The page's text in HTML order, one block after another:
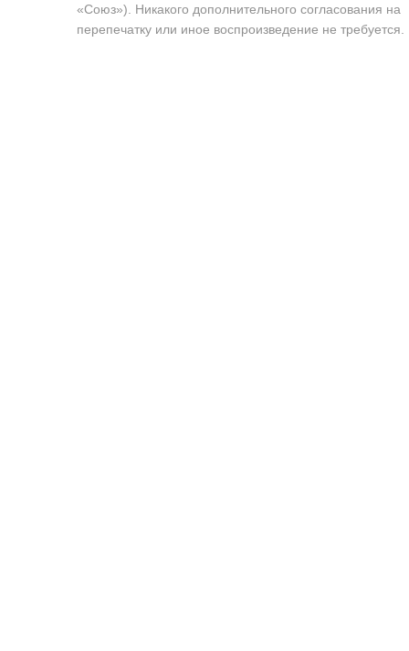
«Союз»). Никакого дополнительного согласования на
перепечатку или иное воспроизведение не требуется.